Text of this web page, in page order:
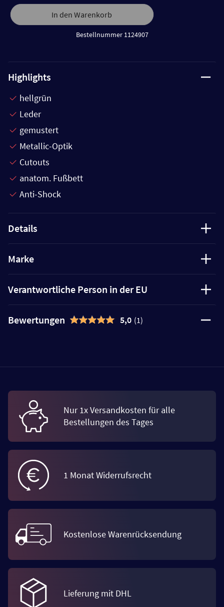
In den Warenkorb
Bestellnummer 1124907
Highlights
hellgrün
Leder
gemustert
Metallic-Optik
Cutouts
anatom. Fußbett
Anti-Shock
Details
Marke
Verantwortliche Person in der EU
Bewertungen 5,0 (1)
Nur 1x Versandkosten für alle
Bestellungen des Tages
1 Monat Widerrufsrecht
Kostenlose Warenrücksendung
Lieferung mit DHL